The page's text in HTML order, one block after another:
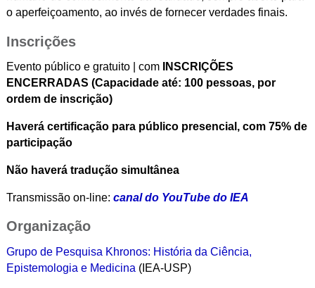
o aperfeiçoamento, ao invés de fornecer verdades finais.
Inscrições
Evento público e gratuito | com
INSCRIÇÕES
ENCERRADAS (Capacidade até: 100 pessoas, por
ordem de inscrição)
Haverá certificação para público presencial, com 75% de
participação
Não haverá tradução simultânea
Transmissão on-line: canal do YouTube do IEA
Organização
Grupo de Pesquisa Khronos: História da Ciência,
Epistemologia e Medicina (IEA-USP)